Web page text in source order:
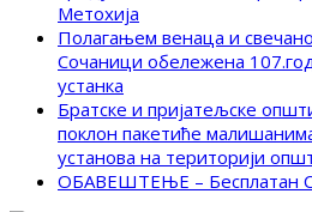
Метохија
Полагањем венаца и
Сочаници обележена
устанка
Братске и пријатељске
поклон пакетиће
установа на територији
ОБАВЕШТЕЊЕ – Бесплатан